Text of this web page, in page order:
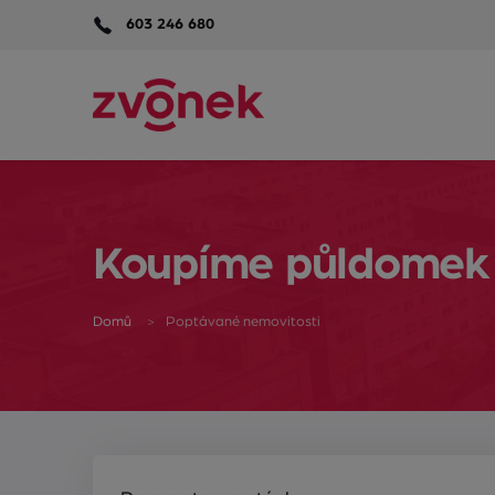
603 246 680
Koupíme
Domů Poptávané nemovitosti